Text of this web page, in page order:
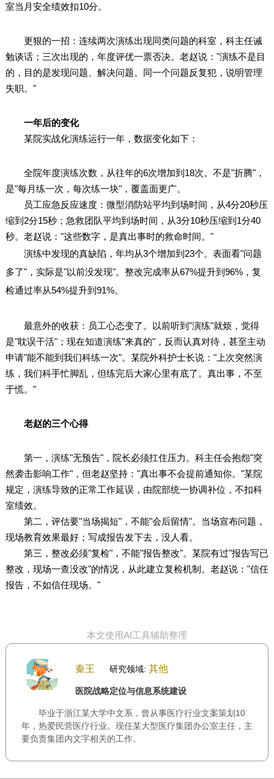
室当月安全绩效扣10分。
更狠的一招：连续两次演练出现同类问题的科室，科主任诫
勉谈话；三次出现的，年度评优一票否决。老赵说："演练不是目
的，目的是发现问题、解决问题。同一个问题反复犯，说明管理
失职。"
一年后的变化
某院实战化演练运行一年，数据变化如下：
全院年度演练次数，从往年的6次增加到18次。不是"折腾"，
是"每月练一次，每次练一块"，覆盖面更广。
员工应急反应速度：微型消防站平均到场时间，从4分20秒压
缩到2分15秒；急救团队平均到场时间，从3分10秒压缩到1分40
秒。老赵说："这些数字，是真出事时的救命时间。"
演练中发现的真缺陷，年均从3个增加到23个。表面看"问题
多了"，实际是"以前没发现"。整改完成率从67%提升到96%，复
检通过率从54%提升到91%。
最意外的收获：员工心态变了。以前听到"演练"就烦，觉得
是"耽误干活"；现在知道演练"来真的"，反而认真对待，甚至主动
申请"能不能到我们科练一次"。某院外科护士长说："上次突然演
练，我们科手忙脚乱，但练完后大家心里有底了。真出事，不至
于慌。"
老赵的三个心得
第一，演练"无预告"，院长必须扛住压力。科主任会抱怨"突
然袭击影响工作"，但老赵坚持："真出事不会提前通知你。"某院
规定，演练导致的正常工作延误，由院部统一协调补位，不扣科
室绩效。
第二，评估要"当场揭短"，不能"会后留情"。当场宣布问题，
现场教育效果最好；写成报告发下去，没人看。
第三，整改必须"复检"，不能"报告整改"。某院有过"报告写已
整改，现场一查没改"的情况，从此建立复检机制。老赵说："信任
报告，不如信任现场。"
本文使用AI工具辅助整理
秦王 研究领域: 其他
医院战略定位与信息系统建设
毕业于浙江某大学中文系，曾从事医疗行业文案策划10
年，热爱民营医疗行业。现任某大型医疗集团办公室主任，主
要负责集团内文字相关的工作。